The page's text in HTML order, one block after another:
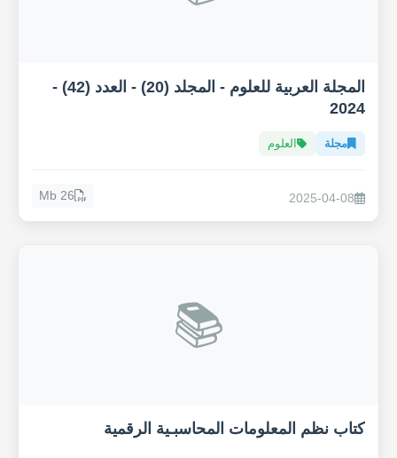
المجلة العربية للعلوم - المجلد (20) - العدد (42) -
2024
مجلة العلوم
2025-04-08
26 Mb
📚
كتاب نظم المعلومات المحاسبـية الرقمية